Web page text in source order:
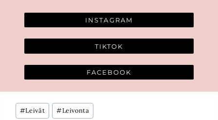
INSTAGRAM
TIKTOK
FACEBOOK
Avainsanat:
#Leivät #Leivonta